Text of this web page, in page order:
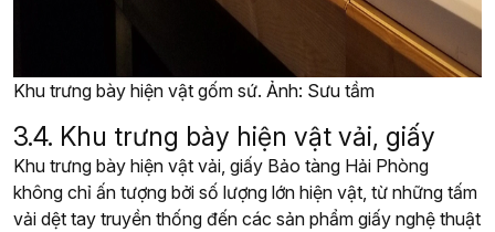
Khu trưng bày hiện vật gốm sứ. Ảnh: Sưu tầm
3.4. Khu trưng bày hiện vật vải, giấy
Khu trưng bày hiện vật vải, giấy Bảo tàng Hải Phòng
không chỉ ấn tượng bởi số lượng lớn hiện vật, từ những tấm
vải dệt tay truyền thống đến các sản phẩm giấy nghệ thuật